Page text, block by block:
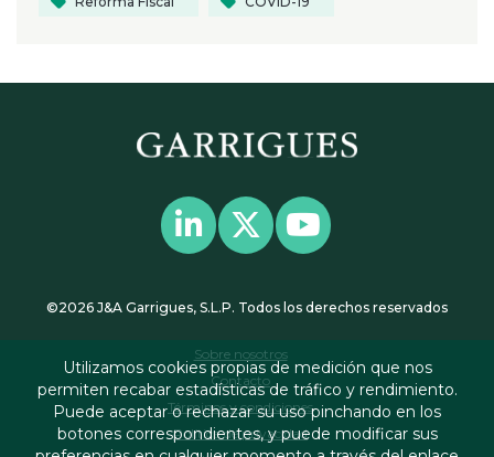
©2026 J&A Garrigues, S.L.P. Todos los derechos reservados
Sobre nosotros
Contacto
Términos y condiciones
Política de privacidad
Utilizamos cookies propias de medición que nos
permiten recabar estadísticas de tráfico y rendimiento.
Puede aceptar o rechazar su uso pinchando en los
botones correspondientes, y puede modificar sus